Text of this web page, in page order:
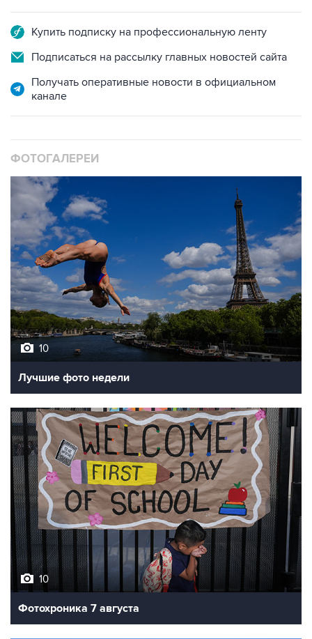
Купить подписку на профессиональную ленту
Подписаться на рассылку главных новостей сайта
Получать оперативные новости в официальном
канале
ФОТОГАЛЕРЕИ
10
Лучшие фото недели
10
Фотохроника 7 августа